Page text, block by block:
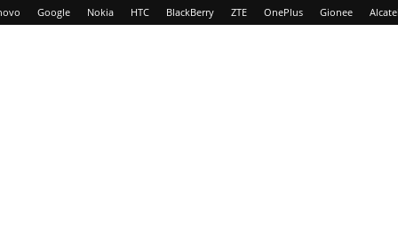
Google Nokia HTC BlackBerry ZTE OnePlus Gionee Alcatel